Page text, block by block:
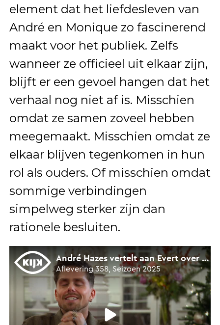
element dat het liefdesleven van
André en Monique zo fascinerend
maakt voor het publiek. Zelfs
wanneer ze officieel uit elkaar zijn,
blijft er een gevoel hangen dat het
verhaal nog niet af is. Misschien
omdat ze samen zoveel hebben
meegemaakt. Misschien omdat ze
elkaar blijven tegenkomen in hun
rol als ouders. Of misschien omdat
sommige verbindingen
simpelweg sterker zijn dan
rationele besluiten.